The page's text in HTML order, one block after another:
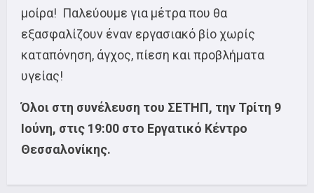
μοίρα! Παλεύουμε για μέτρα που θα
εξασφαλίζουν έναν εργασιακό βίο χωρίς
καταπόνηση, άγχος, πίεση και προβλήματα
υγείας!
Όλοι στη συνέλευση του ΣΕΤΗΠ, την Τρίτη 9
Ιούνη, στις 19:00 στο Εργατικό Κέντρο
Θεσσαλονίκης.